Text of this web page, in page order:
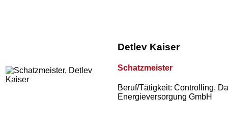
Detlev Kaiser
Schatzmeister
Beruf/Tätigkeit: Controlling,
Energieversorgung GmbH